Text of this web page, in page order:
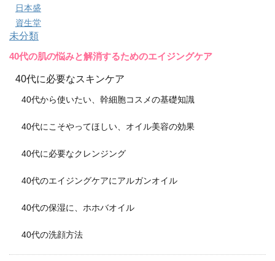
日本盛
資生堂
未分類
40代の肌の悩みと解消するためのエイジングケア
40代に必要なスキンケア
40代から使いたい、幹細胞コスメの基礎知識
40代にこそやってほしい、オイル美容の効果
40代に必要なクレンジング
40代のエイジングケアにアルガンオイル
40代の保湿に、ホホバオイル
40代の洗顔方法